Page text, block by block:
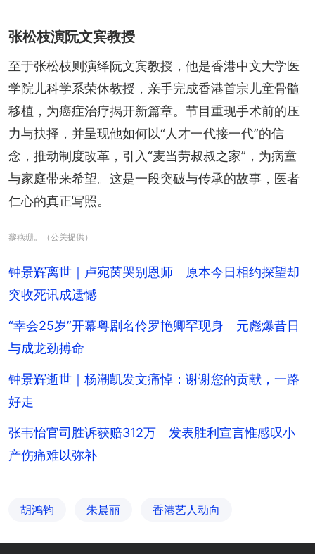
张松枝演阮文宾教授
至于张松枝则演绎阮文宾教授，他是香港中文大学医
学院儿科学系荣休教授，亲手完成香港首宗儿童骨髓
移植，为癌症治疗揭开新篇章。节目重现手术前的压
力与抉择，并呈现他如何以“人才一代接一代”的信
念，推动制度改革，引入“麦当劳叔叔之家”，为病童
与家庭带来希望。这是一段突破与传承的故事，医者
仁心的真正写照。
黎燕珊。（公关提供）
钟景辉离世｜卢宛茵哭别恩师 原本今日相约探望却
突收死讯成遗憾
“幸会25岁”开幕粤剧名伶罗艳卿罕现身 元彪爆昔日
与成龙劲搏命
钟景辉逝世｜杨潮凯发文痛悼：谢谢您的贡献，一路
好走
张韦怡官司胜诉获赔312万 发表胜利宣言惟感叹小
产伤痛难以弥补
胡鸿钧 朱晨丽 香港艺人动向